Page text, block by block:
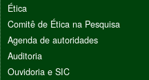
Ética
Comitê de Ética na Pesquisa
Agenda de autoridades
Auditoria
Ouvidoria e SIC